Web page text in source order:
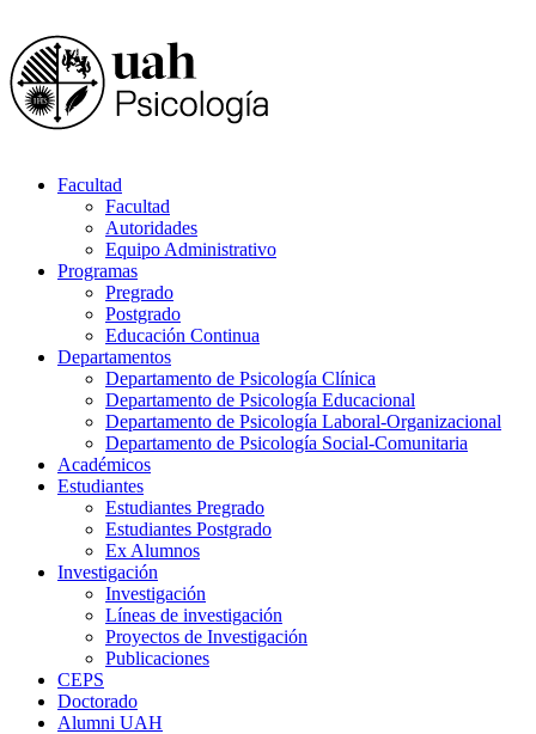
Facultad
Facultad
Autoridades
Equipo Administrativo
Programas
Pregrado
Postgrado
Educación Continua
Departamentos
Departamento de Psicología Clínica
Departamento de Psicología Educacional
Departamento de Psicología Laboral-Organizacional
Departamento de Psicología Social-Comunitaria
Académicos
Estudiantes
Estudiantes Pregrado
Estudiantes Postgrado
Ex Alumnos
Investigación
Investigación
Líneas de investigación
Proyectos de Investigación
Publicaciones
CEPS
Doctorado
Alumni UAH